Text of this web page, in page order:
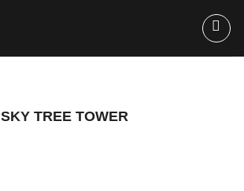
SKY TREE TOWER